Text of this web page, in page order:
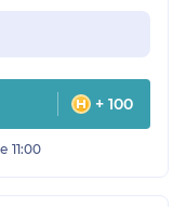
+ 100
11:00